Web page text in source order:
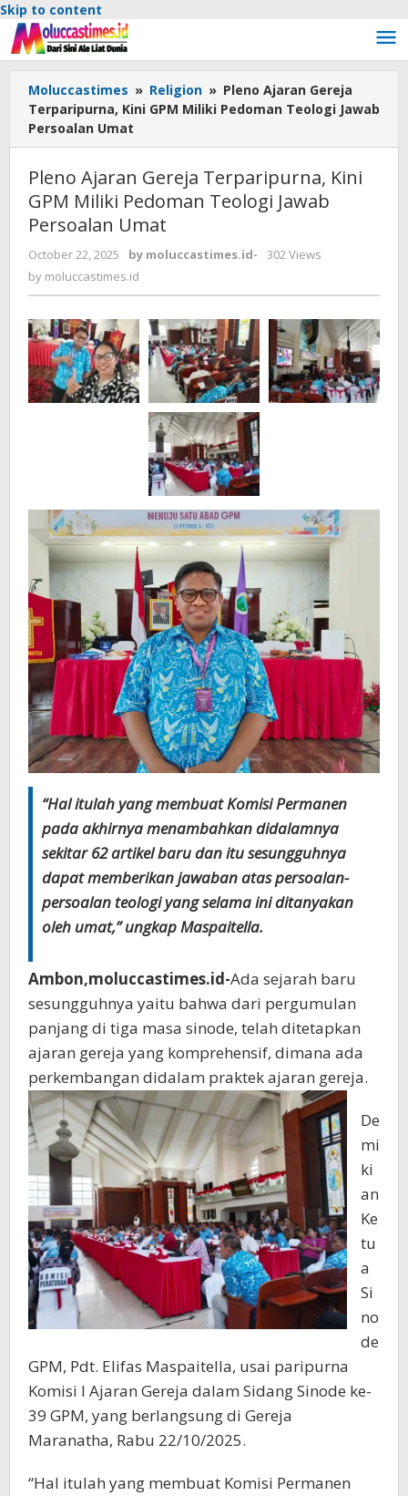
Skip to content
Moluccastimes » Religion » Pleno Ajaran Gereja
Terparipurna, Kini GPM Miliki Pedoman Teologi Jawab
Persoalan Umat
Pleno Ajaran Gereja Terparipurna, Kini
GPM Miliki Pedoman Teologi Jawab
Persoalan Umat
October 22, 2025 by moluccastimes.id-
302 Views
by moluccastimes.id
“Hal itulah yang membuat Komisi Permanen
pada akhirnya menambahkan didalamnya
sekitar 62 artikel baru dan itu sesungguhnya
dapat memberikan jawaban atas persoalan-
persoalan teologi yang selama ini ditanyakan
oleh umat,” ungkap Maspaitella.
Ambon,moluccastimes.id-Ada sejarah baru
sesungguhnya yaitu bahwa dari pergumulan
panjang di tiga masa sinode, telah ditetapkan
ajaran gereja yang komprehensif, dimana ada
perkembangan didalam praktek ajaran gereja.
De
mi
ki
an
Ke
tu
a
Si
no
de
GPM, Pdt. Elifas Maspaitella, usai paripurna
Komisi I Ajaran Gereja dalam Sidang Sinode ke-
39 GPM, yang berlangsung di Gereja
Maranatha, Rabu 22/10/2025.
“Hal itulah yang membuat Komisi Permanen